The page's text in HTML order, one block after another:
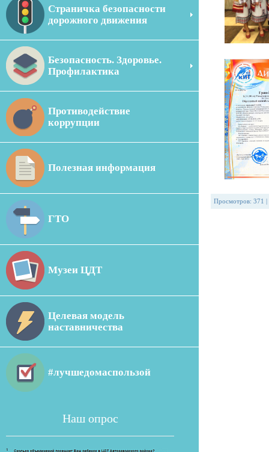
Страничка безопасности
дорожного движения
Безопасность. Здоровье.
Профилактика
Противодействие
коррупции
Полезная информация
ГТО
Музеи ЦДТ
Целевая модель
наставничества
#лучшедомаспользой
Наш опрос
Просмотров: 371